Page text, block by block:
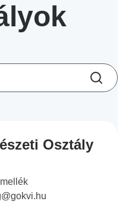
Osztály
@gokvi.hu